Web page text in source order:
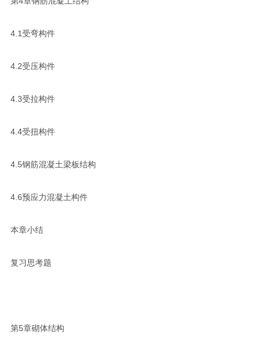
4.1受弯构件
4.2受压构件
4.3受拉构件
4.4受扭构件
4.5钢筋混凝土梁板结构
4.6预应力混凝土构件
本章小结
复习思考题
第5章砌体结构